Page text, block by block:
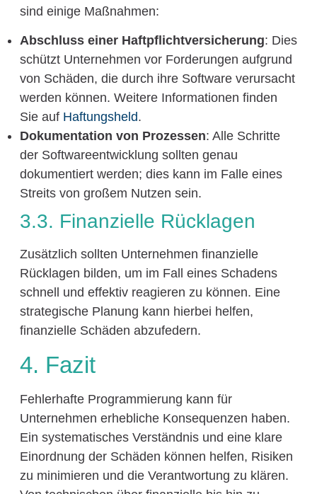
sind einige Maßnahmen:
Abschluss einer Haftpflichtversicherung: Dies
schützt Unternehmen vor Forderungen aufgrund
von Schäden, die durch ihre Software verursacht
werden können. Weitere Informationen finden
Sie auf Haftungsheld.
Dokumentation von Prozessen: Alle Schritte
der Softwareentwicklung sollten genau
dokumentiert werden; dies kann im Falle eines
Streits von großem Nutzen sein.
3.3. Finanzielle Rücklagen
Zusätzlich sollten Unternehmen finanzielle
Rücklagen bilden, um im Fall eines Schadens
schnell und effektiv reagieren zu können. Eine
strategische Planung kann hierbei helfen,
finanzielle Schäden abzufedern.
4. Fazit
Fehlerhafte Programmierung kann für
Unternehmen erhebliche Konsequenzen haben.
Ein systematisches Verständnis und eine klare
Einordnung der Schäden können helfen, Risiken
zu minimieren und die Verantwortung zu klären.